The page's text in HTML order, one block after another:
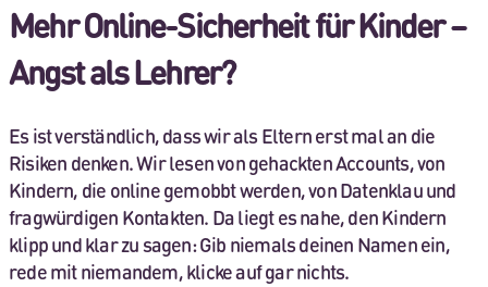
Mehr Online-Sicherheit für Kinder –
Angst als Lehrer?
Es ist verständlich, dass wir als Eltern erst mal an die
Risiken denken. Wir lesen von gehackten Accounts, von
Kindern, die online gemobbt werden, von Datenklau und
fragwürdigen Kontakten. Da liegt es nahe, den Kindern
klipp und klar zu sagen: Gib niemals deinen Namen ein,
rede mit niemandem, klicke auf gar nichts.